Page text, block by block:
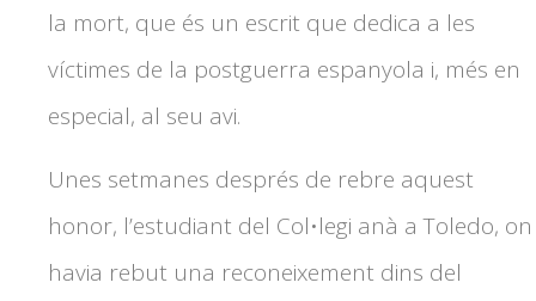
la mort, que és un escrit que dedica a les
víctimes de la postguerra espanyola i, més en
especial, al seu avi.
Unes setmanes després de rebre aquest
honor, l’estudiant del Col•legi anà a Toledo, on
havia rebut una reconeixement dins del